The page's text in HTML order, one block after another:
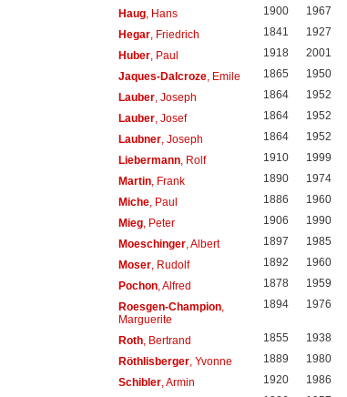
Haug, Hans 1900 1967
Hegar, Friedrich 1841 1927
Huber, Paul 1918 2001
Jaques-Dalcroze, Emile 1865 1950
Lauber, Joseph 1864 1952
Lauber, Josef 1864 1952
Laubner, Joseph 1864 1952
Liebermann, Rolf 1910 1999
Martin, Frank 1890 1974
Miche, Paul 1886 1960
Mieg, Peter 1906 1990
Moeschinger, Albert 1897 1985
Moser, Rudolf 1892 1960
Pochon, Alfred 1878 1959
Roesgen-Champion,
Marguerite
1894 1976
Roth, Bertrand 1855 1938
Röthlisberger, Yvonne 1889 1980
Schibler, Armin 1920 1986